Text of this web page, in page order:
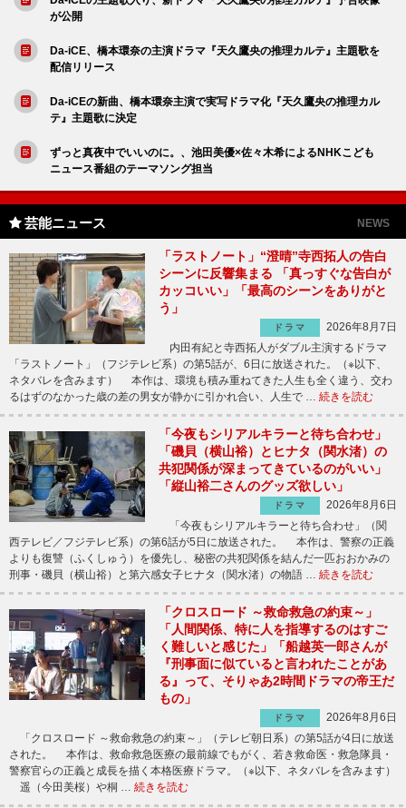
が公開
Da-iCE、橋本環奈の主演ドラマ『天久鷹央の推理カルテ』主題歌を
配信リリース
Da-iCEの新曲、橋本環奈主演で実写ドラマ化『天久鷹央の推理カル
テ』主題歌に決定
ずっと真夜中でいいのに。、池田美優×佐々木希によるNHKこども
ニュース番組のテーマソング担当
芸能ニュース NEWS
「ラストノート」“澄晴”寺西拓人の告白
シーンに反響集まる 「真っすぐな告白が
カッコいい」「最高のシーンをありがと
う」
ドラマ
2026年8月7日
内田有紀と寺西拓人がダブル主演するドラマ
「ラストノート」（フジテレビ系）の第5話が、6日に放送された。（※以下、
ネタバレを含みます） 本作は、環境も積み重ねてきた人生も全く違う、交わ
るはずのなかった歳の差の男女が静かに引かれ合い、人生で … 続きを読む
「今夜もシリアルキラーと待ち合わせ」
「磯貝（横山裕）とヒナタ（関水渚）の
共犯関係が深まってきているのがいい」
「縦山裕二さんのグッズ欲しい」
ドラマ
2026年8月6日
「今夜もシリアルキラーと待ち合わせ」（関
西テレビ／フジテレビ系）の第6話が5日に放送された。 本作は、警察の正義
よりも復讐（ふくしゅう）を優先し、秘密の共犯関係を結んだ一匹おおかみの
刑事・磯貝（横山裕）と第六感女子ヒナタ（関水渚）の物語 … 続きを読む
「クロスロード ～救命救急の約束～」
「人間関係、特に人を指導するのはすご
く難しいと感じた」「船越英一郎さんが
『刑事面に似ていると言われたことがあ
る』って、そりゃあ2時間ドラマの帝王だ
もの」
ドラマ
2026年8月6日
「クロスロード ～救命救急の約束～」（テレビ朝日系）の第5話が4日に放送
された。 本作は、救命救急医療の最前線でもがく、若き救命医・救急隊員・
警察官らの正義と成長を描く本格医療ドラマ。（※以下、ネタバレを含みます）
遥（今田美桜）や桐 … 続きを読む